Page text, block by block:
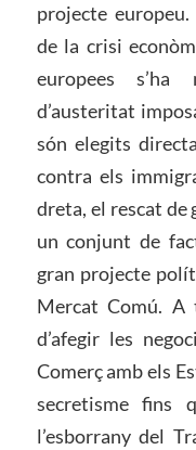
projecte europeu.
de la crisi
europees s’ha
d’austeritat
són elegits
contra els
dreta, el rescat
un conjunt de
gran projecte
Mercat Comú. A
d’afegir les
Comerç amb els
secretisme fins
l’esborrany del